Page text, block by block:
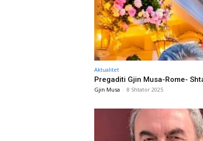
Aktualitet
Pregaditi Gjin Musa-Rome-
Gjin Musa - 8 Shtator 2025